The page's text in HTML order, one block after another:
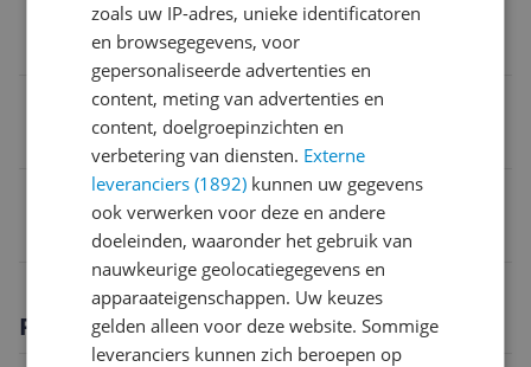
Type koffie
Gemalen koffie
Gebruiksgemak
Automatische druppelstop
3602827019455
Productomschrijving
zoals uw IP-adres, unieke identificatoren
en browsegegevens, voor
gepersonaliseerde advertenties en
content, meting van advertenties en
content, doelgroepinzichten en
verbetering van diensten. Externe
leveranciers (1892) kunnen uw gegevens
ook verwerken voor deze en andere
doeleinden, waaronder het gebruik van
nauwkeurige geolocatiegegevens en
apparaateigenschappen. Uw keuzes
gelden alleen voor deze website. Sommige
leveranciers kunnen zich beroepen op